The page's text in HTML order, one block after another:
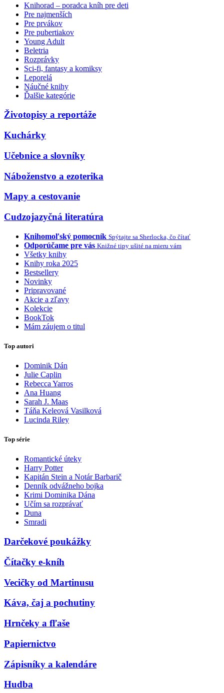
Knihorad – poradca kníh pre deti
Pre najmenších
Pre prvákov
Pre pubertiakov
Young Adult
Beletria
Rozprávky
Sci-fi, fantasy a komiksy
Leporelá
Náučné knihy
Ďalšie kategórie
Životopisy a reportáže
Kuchárky
Učebnice a slovníky
Náboženstvo a ezoterika
Mapy a cestovanie
Cudzojazyčná literatúra
Knihomoľský pomocník Spýtajte sa Sherlocka, čo čítať
Odporúčame pre vás Knižné tipy ušité na mieru vám
Všetky knihy
Knihy roka 2025
Bestsellery
Novinky
Pripravované
Akcie a zľavy
Kolekcie
BookTok
Mám záujem o titul
Top autori
Dominik Dán
Julie Caplin
Rebecca Yarros
Ana Huang
Sarah J. Maas
Táňa Keleová Vasilková
Lucinda Riley
Top série
Romantické úteky
Harry Potter
Kapitán Stein a Notár Barbarič
Denník odvážneho bojka
Krimi Dominika Dána
Učím sa rozprávať
Duna
Smradi
Darčekové poukážky
Čítačky e-kníh
Vecičky od Martinusu
Káva, čaj a pochutiny
Hrnčeky a fľaše
Papiernictvo
Zápisníky a kalendáre
Hudba